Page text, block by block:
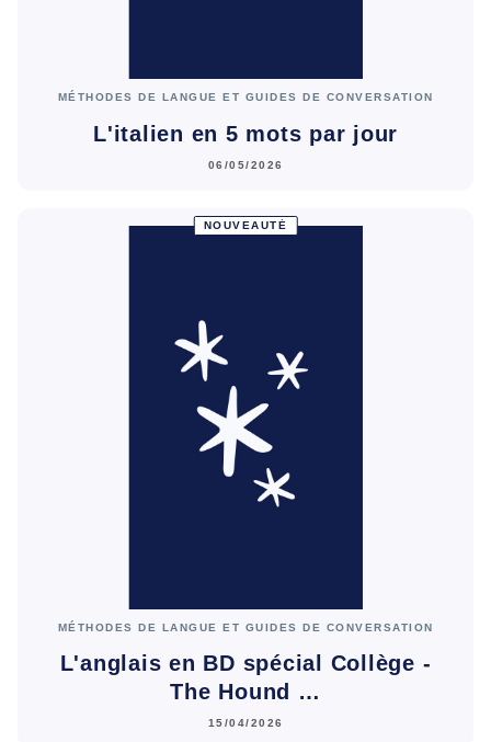
MÉTHODES DE LANGUE ET GUIDES DE CONVERSATION
L'italien en 5 mots par jour
06/05/2026
NOUVEAUTÉ
MÉTHODES DE LANGUE ET GUIDES DE CONVERSATION
L'anglais en BD spécial Collège -
The Hound …
15/04/2026